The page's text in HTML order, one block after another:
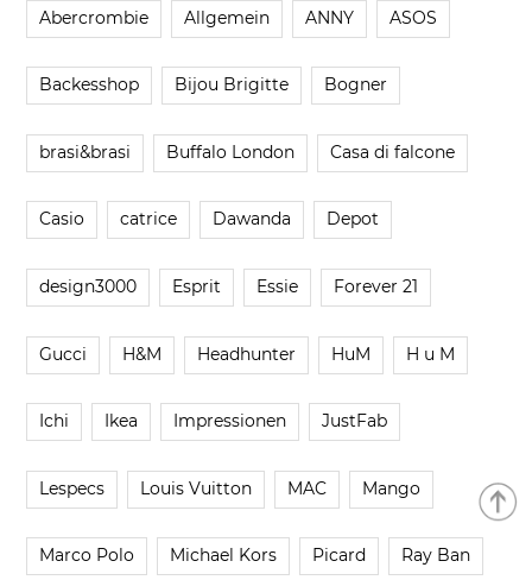
Abercrombie Allgemein ANNY ASOS
Backesshop Bijou Brigitte Bogner
brasi&brasi Buffalo London Casa di falcone
Casio catrice Dawanda Depot
design3000 Esprit Essie Forever 21
Gucci H&M Headhunter HuM H u M
Ichi Ikea Impressionen JustFab
Lespecs Louis Vuitton MAC Mango
Marco Polo Michael Kors Picard Ray Ban